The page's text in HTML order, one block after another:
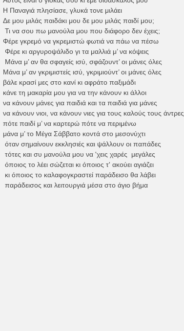
Η Παναγιά πλησίασε, γλυκά τονε μιλάει
Δε μου μιλάς παιδάκι μου δε μου μιλάς παιδί μου;
Τι να σου πω μανούλα μου που διάφορο δεν έχεις;
Φέρε γκρεμό να γκρεμιστώ φωτιά να πάω να πέσω
Φέρε κι αργυροψάλιδο γι τα μαλλιά μ’ να κόψεις
Μάνα μ’ αν θα σφαγείς ισύ, σφάζουντ’ οι μάνες όλες
Μάνα μ’ αν γκριμιστείς ισύ, γκριμιούντ’ οι μάνες όλες
βάλε κρασί μες στο κανί κι αφράτο παξιμάδι
κάνε τη μακαρία μου για να την κάνουν κι άλλοι
να κάνουν μάνες για παιδιά και τα παιδιά για μάνες
να κάνουν νιοι, να κάνουν νιες για τους καλούς τους άντρες
πότε παιδί μ’ να καρτερώ πότε να περιμένω
μάνα μ’ το Μέγα Σάββατο κοντά στο μεσονύχτι
όταν σημαίνουν εκκλησιές και ψάλλουν οι παπάδες
τότες και συ μανούλα μου να 'χεις χαρές μεγάλες
όποιος το λέει σώζεται κι όποιος τ' ακούει αγιάζει
κι όποιος το καλαφογκραστεί παράδεισο θα λάβει
παράδεισος και λειτουργιά μέσα στο άγιο βήμα